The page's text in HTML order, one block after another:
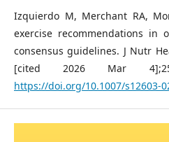
Izquierdo M, Merchant RA,
exercise recommendations in
consensus guidelines. J Nutr
[cited 2026 Mar
https://doi.org/10.1007/s12603-